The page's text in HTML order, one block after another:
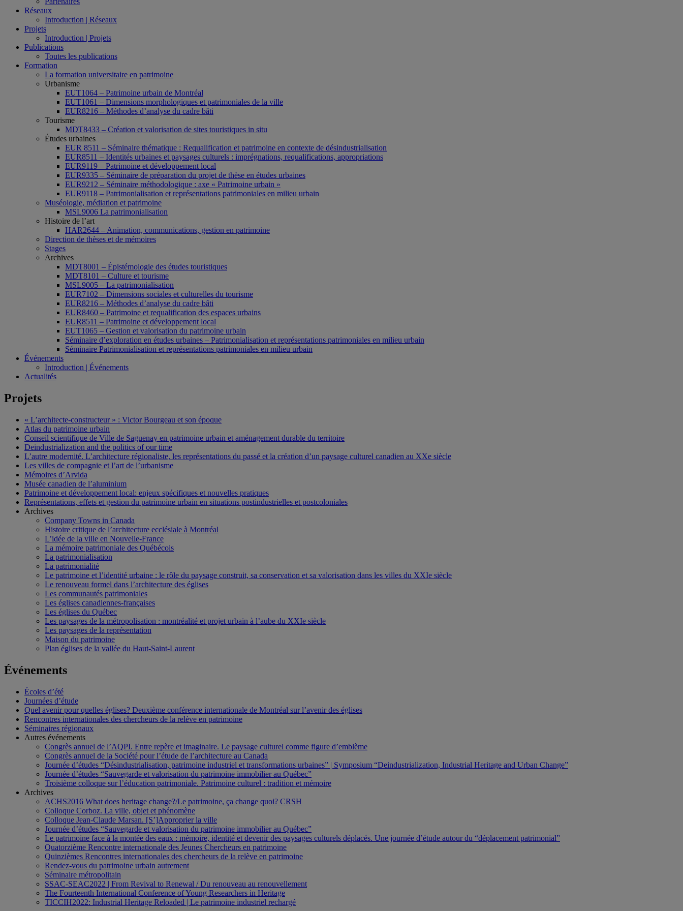
Réseaux
Introduction | Réseaux
Projets
Introduction | Projets
Publications
Toutes les publications
Formation
La formation universitaire en patrimoine
Urbanisme
EUT1064 – Patrimoine urbain de Montréal
EUT1061 – Dimensions morphologiques et patrimoniales de la ville
EUR8216 – Méthodes d’analyse du cadre bâti
Tourisme
MDT8433 – Création et valorisation de sites touristiques in situ
Études urbaines
EUR 8511 – Séminaire thématique : Requalification et patrimoine en contexte de désindustrialisation
EUR8511 – Identités urbaines et paysages culturels : imprégnations, requalifications, appropriations
EUR9119 – Patrimoine et développement local
EUR9335 – Séminaire de préparation du projet de thèse en études urbaines
EUR9212 – Séminaire méthodologique : axe « Patrimoine urbain »
EUR9118 – Patrimonialisation et représentations patrimoniales en milieu urbain
Muséologie, médiation et patrimoine
MSL9006 La patrimonialisation
Histoire de l’art
HAR2644 – Animation, communications, gestion en patrimoine
Direction de thèses et de mémoires
Stages
Archives
MDT8001 – Épistémologie des études touristiques
MDT8101 – Culture et tourisme
MSL9005 – La patrimonialisation
EUR7102 – Dimensions sociales et culturelles du tourisme
EUR8216 – Méthodes d’analyse du cadre bâti
EUR8460 – Patrimoine et requalification des espaces urbains
EUR8511 – Patrimoine et développement local
EUT1065 – Gestion et valorisation du patrimoine urbain
Séminaire d’exploration en études urbaines – Patrimonialisation et représentations patrimoniales en milieu urbain
Séminaire Patrimonialisation et représentations patrimoniales en milieu urbain
Événements
Introduction | Événements
Actualités
Projets
« L’architecte-constructeur » : Victor Bourgeau et son époque
Atlas du patrimoine urbain
Conseil scientifique de Ville de Saguenay en patrimoine urbain et aménagement durable du territoire
Deindustrialization and the politics of our time
L’autre modernité. L’architecture régionaliste, les représentations du passé et la création d’un paysage culturel canadien au XXe siècle
Les villes de compagnie et l’art de l’urbanisme
Mémoires d’Arvida
Musée canadien de l’aluminium
Patrimoine et développement local: enjeux spécifiques et nouvelles pratiques
Représentations, effets et gestion du patrimoine urbain en situations postindustrielles et postcoloniales
Archives
Company Towns in Canada
Histoire critique de l’architecture ecclésiale à Montréal
L’idée de la ville en Nouvelle-France
La mémoire patrimoniale des Québécois
La patrimonialisation
La patrimonialité
Le patrimoine et l’identité urbaine : le rôle du paysage construit, sa conservation et sa valorisation dans les villes du XXIe siècle
Le renouveau formel dans l’architecture des églises
Les communautés patrimoniales
Les églises canadiennes-françaises
Les églises du Québec
Les paysages de la métropolisation : montréalité et projet urbain à l’aube du XXIe siècle
Les paysages de la représentation
Maison du patrimoine
Plan églises de la vallée du Haut-Saint-Laurent
Événements
Écoles d’été
Journées d’étude
Quel avenir pour quelles églises? Deuxième conférence internationale de Montréal sur l’avenir des églises
Rencontres internationales des chercheurs de la relève en patrimoine
Séminaires régionaux
Autres événements
Congrès annuel de l’AQPI. Entre repère et imaginaire. Le paysage culturel comme figure d’emblème
Congrès annuel de la Société pour l’étude de l’architecture au Canada
Journée d’études “Désindustrialisation, patrimoine industriel et transformations urbaines” | Symposium “Deindustrialization, Industrial Heritage and Urban Change”
Journée d’études “Sauvegarde et valorisation du patrimoine immobilier au Québec”
Troisième colloque sur l’éducation patrimoniale. Patrimoine culturel : tradition et mémoire
Archives
ACHS2016 What does heritage change?/Le patrimoine, ça change quoi? CRSH
Colloque Corboz. La ville, objet et phénomène
Colloque Jean-Claude Marsan. [S’]Approprier la ville
Journée d’études “Sauvegarde et valorisation du patrimoine immobilier au Québec”
Le patrimoine face à la montée des eaux : mémoire, identité et devenir des paysages culturels déplacés. Une journée d’étude autour du “déplacement patrimonial”
Quatorzième Rencontre internationale des Jeunes Chercheurs en patrimoine
Quinzièmes Rencontres internationales des chercheurs de la relève en patrimoine
Rendez-vous du patrimoine urbain autrement
Séminaire métropolitain
SSAC-SEAC2022 | From Revival to Renewal / Du renouveau au renouvellement
The Fourteenth International Conference of Young Researchers in Heritage
TICCIH2022: Industrial Heritage Reloaded | Le patrimoine industriel rechargé